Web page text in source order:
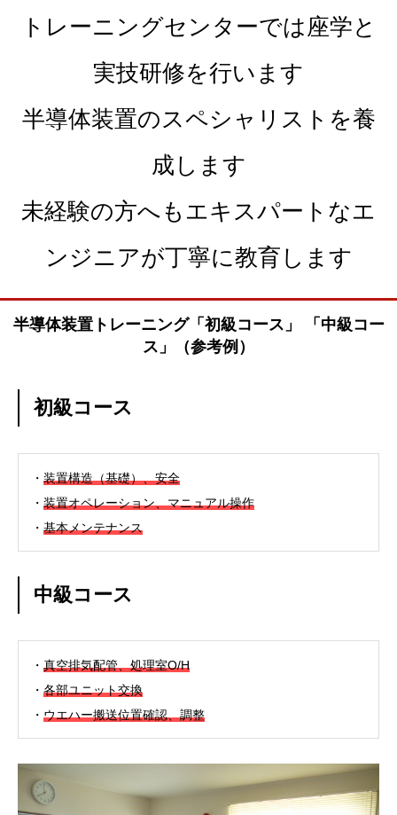
トレーニングセンターでは座学と
実技研修を行います
半導体装置のスペシャリストを養
成します
未経験の方へもエキスパートなエ
ンジニアが丁寧に教育します
半導体装置トレーニング「初級コース」 「中級コー
ス」（参考例）
初級コース
・ 装置構造（基礎）、安全
・ 装置オペレーション、マニュアル操作
・ 基本メンテナンス
中級コース
・ 真空排気配管、処理室O/H
・ 各部ユニット交換
・ ウエハー搬送位置確認、調整